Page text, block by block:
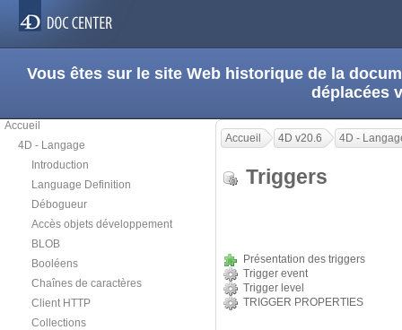
Vous êtes sur le site Web historique de la
déplacées
Accueil
4D - Langage
Introduction
Language Definition
Débogueur
Accès objets développement
BLOB
Booléens
Chaînes de caractères
Client HTTP
Collections
Accueil 4D v20.6 4D -
Triggers
Présentation des triggers
Trigger event
Trigger level
TRIGGER PROPERTIES